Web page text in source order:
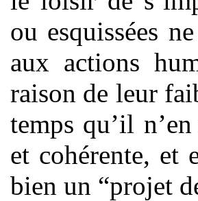
ou esquissées
aux actions
raison de leur
temps qu’il
et cohérente, et
bien un “projet